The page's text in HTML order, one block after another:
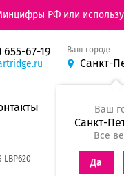
РФ или
655-67-19 Ваш город:
Санкт-
Ваш
Санкт-
Все
Да
LBP620